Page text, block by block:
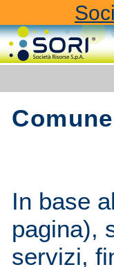
In base
pagina),
servizi,